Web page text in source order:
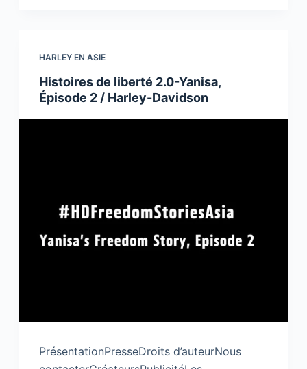
HARLEY EN ASIE
Histoires de liberté 2.0-Yanisa,
Épisode 2 / Harley-Davidson
PrésentationPresseDroits d’auteurNous